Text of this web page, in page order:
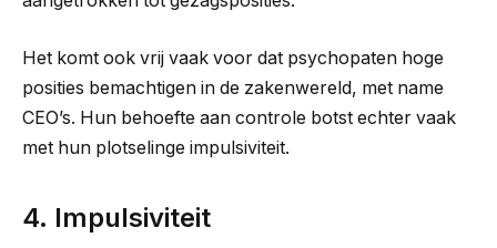
Het komt ook vrij vaak voor dat psychopaten hoge
posities bemachtigen in de zakenwereld, met name
CEO’s. Hun behoefte aan controle botst echter vaak
met hun plotselinge impulsiviteit.
4. Impulsiviteit